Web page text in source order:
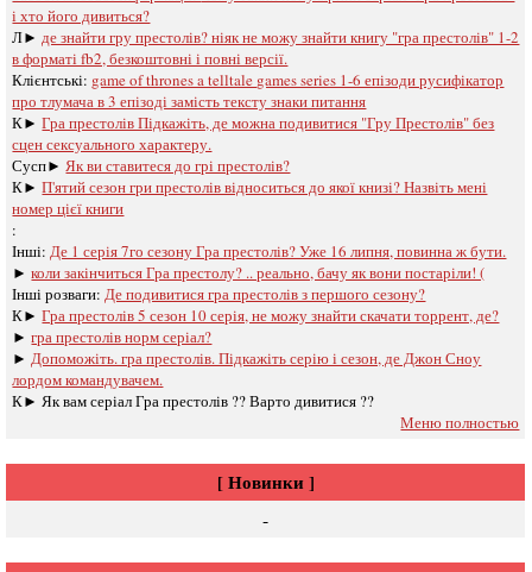
і хто його дивиться?
Л► де знайти гру престолів? ніяк не можу знайти книгу "гра престолів" 1-2
в форматі fb2, безкоштовні і повні версії.
Клієнтські: game of thrones a telltale games series 1-6 епізоди русифікатор
про тлумача в 3 епізоді замість тексту знаки питання
К►Гра престолів Підкажіть, де можна подивитися "Гру Престолів" без
сцен сексуального характеру.
Сусп► Як ви ставитеся до грі престолів?
К►П'ятий сезон гри престолів відноситься до якої книзі? Назвіть мені
номер цієї книги
:
Інші: Де 1 серія 7го сезону Гра престолів? Уже 16 липня, повинна ж бути.
►коли закінчиться Гра престолу? .. реально, бачу як вони постаріли! (
Інші розваги: ​​ Де подивитися гра престолів з першого сезону?
К►Гра престолів 5 сезон 10 серія, не можу знайти скачати торрент, де?
►гра престолів норм серіал?
► Допоможіть. гра престолів. Підкажіть серію і сезон, де Джон Сноу
лордом командувачем.
К► Як вам серіал Гра престолів ?? Варто дивитися ??
Меню полностью
[ Новинки ]
-